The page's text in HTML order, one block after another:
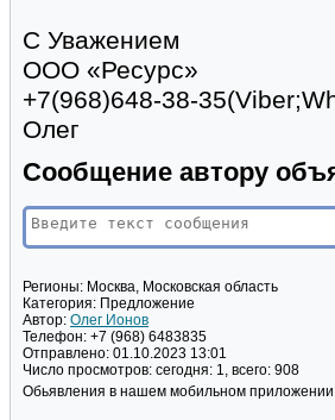
С Уважением
ООО «Ресурс»
+7(968)648-38-
Олег
Сообщение автору
Регионы: Москва, Московская область
Категория: Предложение
Автор: Олег Ионов
Телефон: +7 (968) 6483835
Отправлено: 01.10.2023 13:01
Число просмотров: сегодня: 1, всего: 908
Обьявления в нашем мобильном